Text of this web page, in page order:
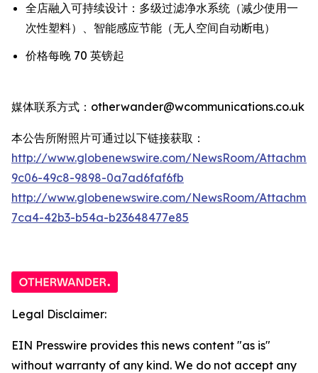
全店融入可持续设计：多级过滤净水系统（减少使用一
次性塑料）、智能感应节能（无人空间自动断电）
价格每晚 70 英镑起
媒体联系方式：otherwander@wcommunications.co.uk
本公告所附照片可通过以下链接获取：
http://www.globenewswire.com/NewsRoom/
9c06-49c8-9898-0a7ad6faf6fb
http://www.globenewswire.com/NewsRoom/
7ca4-42b3-b54a-b23648477e85
Legal Disclaimer:
EIN Presswire provides this news content "as is"
without warranty of any kind. We do not accept any